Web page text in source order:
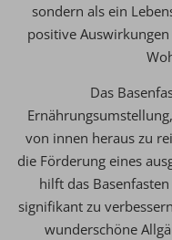
sondern als ein
positive
Das
von innen heraus zu
die Förderung eines
hilft das
signifikant zu
wunderschöne